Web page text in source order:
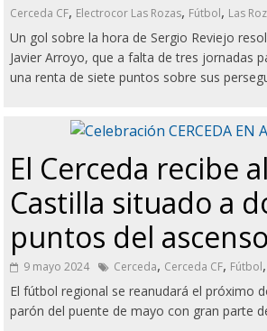
Cerceda CF, Electrocor Las Rozas, Fútbol, Las
Un gol sobre la hora de Sergio Reviejo
Javier Arroyo, que a falta de tres jornadas
una renta de siete puntos sobre sus
El Cerceda recibe
Castilla situado a
puntos del ascenso
9 mayo 2024 Cerceda, Cerceda CF, Fútbol,
El fútbol regional se reanudará el próximo
parón del puente de mayo con gran parte